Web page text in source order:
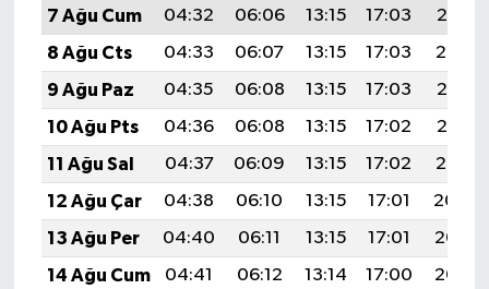
7 Ağu Cum
04:32 06:06 13:15 17:03
20:15
8 Ağu Cts
04:33 06:07 13:15 17:03
20:14
9 Ağu Paz
04:35 06:08 13:15 17:03
20:13
10 Ağu Pts
04:36 06:08 13:15 17:02
20:12
11 Ağu Sal
04:37 06:09 13:15 17:02
20:10
12 Ağu Çar
04:38 06:10 13:15 17:01
20:09
13 Ağu Per
04:40 06:11 13:15 17:01
20:08
14 Ağu Cum
04:41 06:12 13:14 17:00
20:07